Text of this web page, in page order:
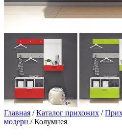
Главная /Каталог прихожих /
модерн / Колумнея